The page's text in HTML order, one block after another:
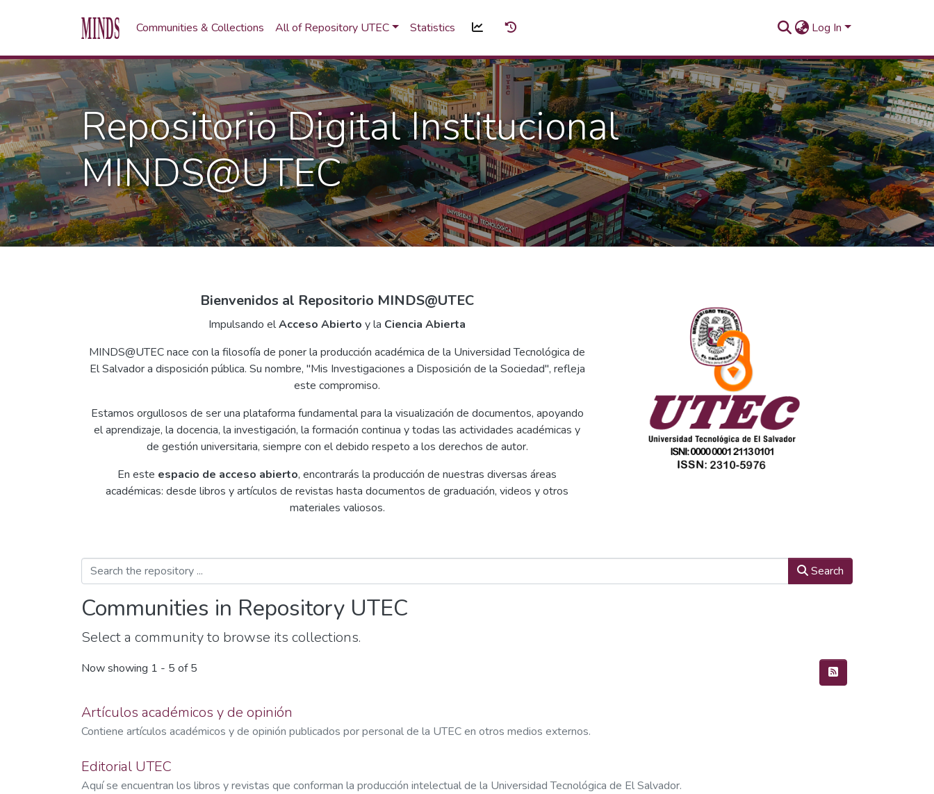
Communities & Collections All of Repository UTEC Statistics Log In
Repositorio Digital Institucional
MINDS@UTEC
Bienvenidos al Repositorio MINDS@UTEC
Impulsando elAcceso Abierto y la Ciencia Abierta
MINDS@UTEC nace con la filosofía de poner la producción académica de la Universidad Tecnológica de
El Salvador a disposición pública. Su nombre, "Mis Investigaciones a Disposición de la Sociedad", refleja
este compromiso.
Estamos orgullosos de ser una plataforma fundamental para la visualización de documentos, apoyando
el aprendizaje, la docencia, la investigación, la formación continua y todas las actividades académicas y
de gestión universitaria, siempre con el debido respeto a los derechos de autor.
En este espacio de acceso abierto, encontrarás la producción de nuestras diversas áreas
académicas: desde libros y artículos de revistas hasta documentos de graduación, videos y otros
materiales valiosos.
Search
Communities in Repository UTEC
Select a community to browse its collections.
Now showing 1 - 5 of 5
Artículos académicos y de opinión
Contiene artículos académicos y de opinión publicados por personal de la UTEC en otros medios externos.
Editorial UTEC
Aquí se encuentran los libros y revistas que conforman la producción intelectual de la Universidad Tecnológica de El Salvador.